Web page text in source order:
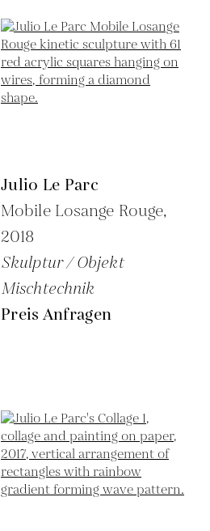
Julio Le Parc
Mobile Losange Rouge,
2018
Skulptur / Objekt
Mischtechnik
Preis Anfragen